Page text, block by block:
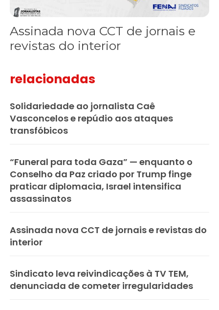
Assinada nova CCT de jornais e
revistas do interior
relacionadas
Solidariedade ao jornalista Caê
Vasconcelos e repúdio aos ataques
transfóbicos
“Funeral para toda Gaza” — enquanto o
Conselho da Paz criado por Trump finge
praticar diplomacia, Israel intensifica
assassinatos
Assinada nova CCT de jornais e revistas do
interior
Sindicato leva reivindicações à TV TEM,
denunciada de cometer irregularidades